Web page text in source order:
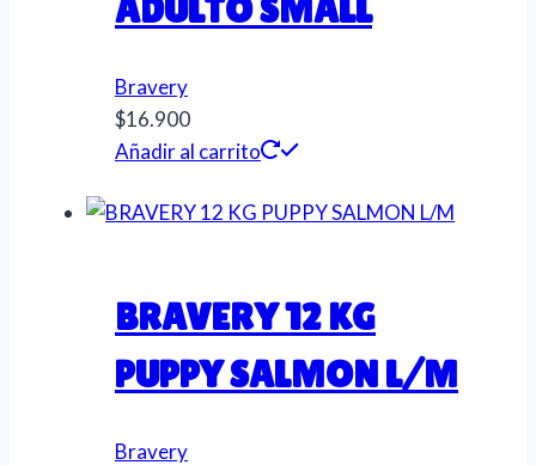
ADULTO SMALL
Bravery
$16.900
Añadir al carrito
BRAVERY 12 KG
PUPPY SALMON L/M
Bravery